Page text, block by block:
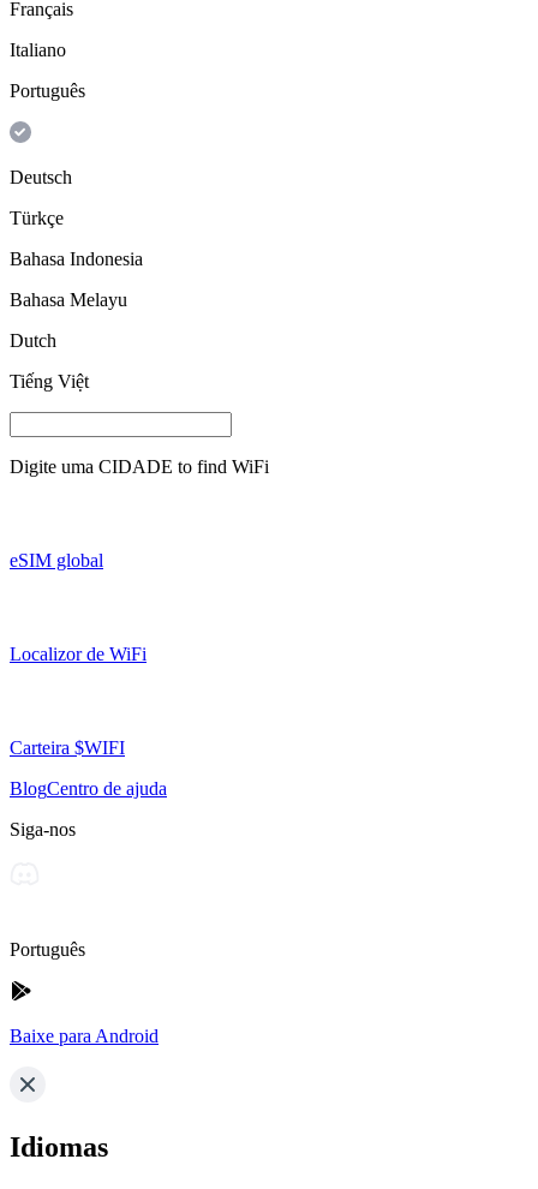
Français
Italiano
Português
Deutsch
Türkçe
Bahasa Indonesia
Bahasa Melayu
Dutch
Tiếng Việt
Digite uma CIDADE to find WiFi
eSIM global
Localizor de WiFi
Carteira $WIFI
BlogCentro de ajuda
Siga-nos
Português
Baixe para Android
Idiomas